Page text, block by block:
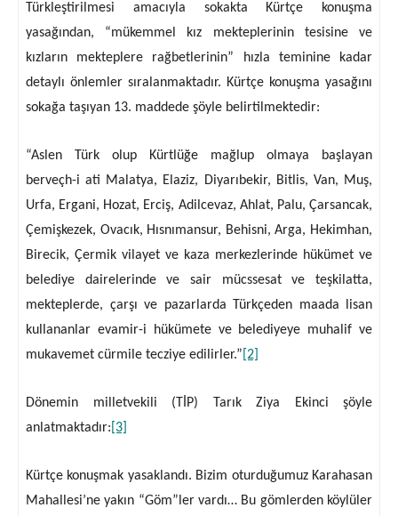
Türkleştirilmesi amacıyla sokakta Kürtçe konuşma
yasağından, “mükemmel kız mekteplerinin tesisine ve
kızların mekteplere rağbetlerinin” hızla teminine kadar
detaylı önlemler sıralanmaktadır. Kürtçe konuşma yasağını
sokağa taşıyan 13. maddede şöyle belirtilmektedir:
“Aslen Türk olup Kürtlüğe mağlup olmaya başlayan
berveçh-i ati Malatya, Elaziz, Diyarıbekir, Bitlis, Van, Muş,
Urfa, Ergani, Hozat, Erciş, Adilcevaz, Ahlat, Palu, Çarsancak,
Çemişkezek, Ovacık, Hısnımansur, Behisni, Arga, Hekimhan,
Birecik, Çermik vilayet ve kaza merkezlerinde hükümet ve
belediye dairelerinde ve sair mücssesat ve teşkilatta,
mekteplerde, çarşı ve pazarlarda Türkçeden maada lisan
kullananlar evamir-i hükümete ve belediyeye muhalif ve
mukavemet cürmile tecziye edilirler.” [2]
Dönemin milletvekili (TİP) Tarık Ziya Ekinci şöyle
anlatmaktadır: [3]
Kürtçe konuşmak yasaklandı. Bizim oturduğumuz Karahasan
Mahallesi’ne yakın “Göm”ler vardı… Bu gömlerden köylüler